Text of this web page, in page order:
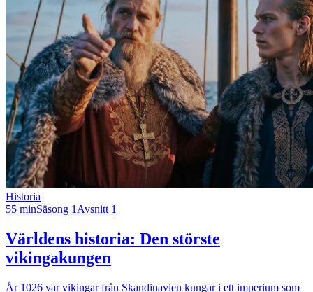
Historia
55 minSäsong 1 Avsnitt 1
Världens historia: Den störste
vikingakungen
År 1026 var vikingar från Skandinavien kungar i ett imperium som